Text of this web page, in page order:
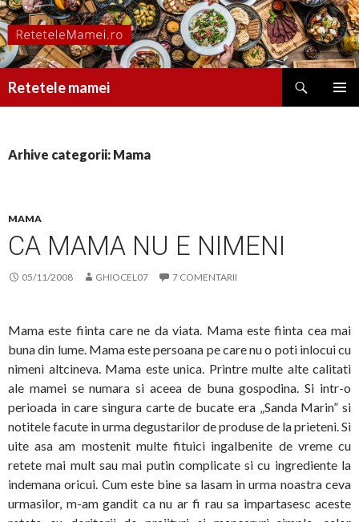
Retetele mamei
Arhive categorii: Mama
MAMA
CA MAMA NU E NIMENI
05/11/2008 GHIOCEL07 7 COMENTARII
Mama este fiinta care ne da viata. Mama este fiinta cea mai
buna din lume. Mama este persoana pe care nu o poti inlocui cu
nimeni altcineva. Mama este unica. Printre multe alte calitati
ale mamei se numara si aceea de buna gospodina. Si intr-o
perioada in care singura carte de bucate era „Sanda Marin” si
notitele facute in urma degustarilor de produse de la prieteni. Si
uite asa am mostenit multe fituici ingalbenite de vreme cu
retete mai mult sau mai putin complicate si cu ingrediente la
indemana oricui. Cum este bine sa lasam in urma noastra ceva
urmasilor, m-am gandit ca nu ar fi rau sa impartasesc aceste